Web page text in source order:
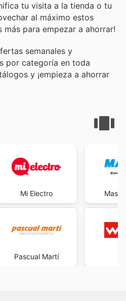
tu visita a la tienda o tu
al máximo estos
más para empezar a ahorrar!
semanales y
por categoría en toda
y ¡empieza a ahorrar
Mi Electro
Pascual Martí